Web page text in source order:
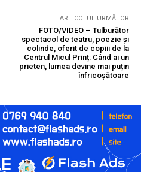
ARTICOLUL URMĂTOR
FOTO/VIDEO – Tulburător
spectacol de teatru, poezie și
colinde, oferit de copiii de la
Centrul Micul Prinț: Când ai un
prieten, lumea devine mai puțin
înfricoșătoare